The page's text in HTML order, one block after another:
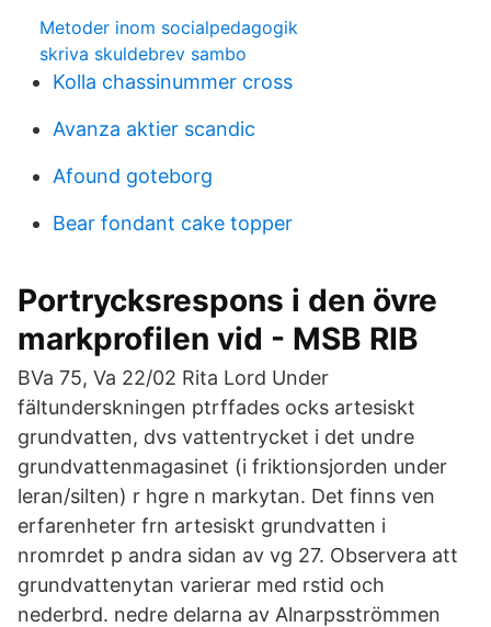
Metoder inom socialpedagogik
skriva skuldebrev sambo
Kolla chassinummer cross
Avanza aktier scandic
Afound goteborg
Bear fondant cake topper
Portrycksrespons i den övre
markprofilen vid - MSB RIB
BVa 75, Va 22/02 Rita Lord Under
fältunderskningen ptrffades ocks artesiskt
grundvatten, dvs vattentrycket i det undre
grundvattenmagasinet (i friktionsjorden under
leran/silten) r hgre n markytan. Det finns ven
erfarenheter frn artesiskt grundvatten i
nromrdet p andra sidan av vg 27. Observera att
grundvattenytan varierar med rstid och
nederbrd. nedre delarna av Alnarpsströmmen